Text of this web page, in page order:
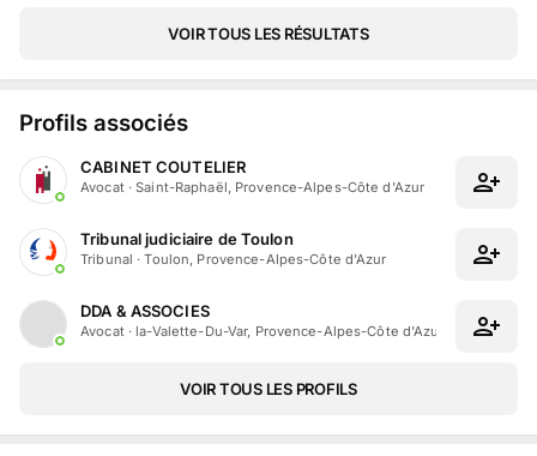
VOIR TOUS LES RÉSULTATS
Profils associés
CABINET COUTELIER
Avocat·Saint-Raphaël, Provence-Alpes-Côte d'Azur
Tribunal judiciaire de Toulon
Tribunal ·Toulon, Provence-Alpes-Côte d'Azur
DDA & ASSOCIES
Avocat· la-Valette-Du-Var, Provence-Alpes-Côte d'Azur
VOIR TOUS LES PROFILS